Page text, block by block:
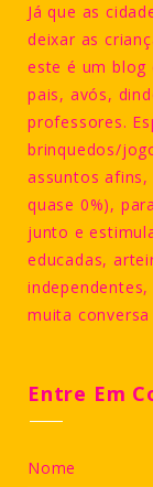
Já que as
deixar as
este é um blog
pais, avós,
professores.
brinquedos/
assuntos
quase 0%),
junto e
educadas,
muita
Entre Em
Nome